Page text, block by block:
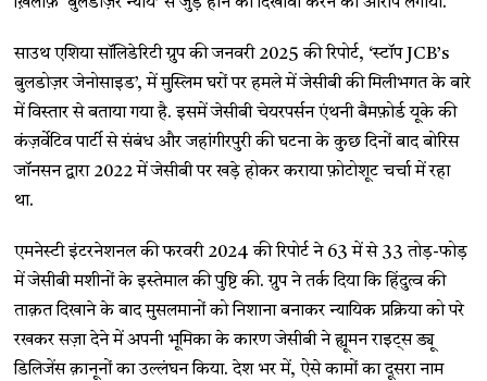
साउथ एशिया सॉलिडेरिटी ग्रुप की जनवरी 2025 की रिपोर्ट, ‘स्टॉप JCB’s
बुलडोज़र जेनोसाइड’, में मुस्लिम घरों पर हमले में जेसीबी की मिलीभगत के बारे
में विस्तार से बताया गया है. इसमें जेसीबी चेयरपर्सन एंथनी बैमफ़ोर्ड यूके की
कंज़र्वेटिव पार्टी से संबंध और जहांगीरपुरी की घटना के कुछ दिनों बाद बोरिस
जॉनसन द्वारा 2022 में जेसीबी पर खड़े होकर कराया फ़ोटोशूट चर्चा में रहा
था.
एमनेस्टी इंटरनेशनल की फरवरी 2024 की रिपोर्ट ने 63 में से 33 तोड़-फोड़
में जेसीबी मशीनों के इस्तेमाल की पुष्टि की. ग्रुप ने तर्क दिया कि हिंदुत्व की
ताक़त दिखाने के बाद मुसलमानों को निशाना बनाकर न्यायिक प्रक्रिया को परे
रखकर सज़ा देने में अपनी भूमिका के कारण जेसीबी ने ह्यूमन राइट्स ड्यू
डिलिजेंस क़ानूनों का उल्लंघन किया. देश भर में, ऐसे कामों का दूसरा नाम